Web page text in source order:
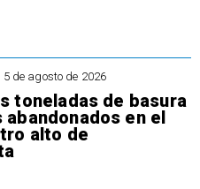
5 de agosto de 2026
toneladas de basura
en el
alto de